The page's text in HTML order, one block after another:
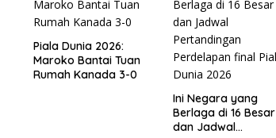
Piala Dunia 2026:
Maroko Bantai Tuan
Rumah Kanada 3-0
Ini Negara yang
Berlaga di 16 Besar
dan Jadwal